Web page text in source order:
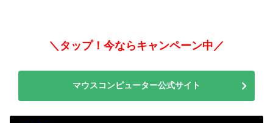
＼タップ！今ならキャンペーン中／
マウスコンピューター公式サイト